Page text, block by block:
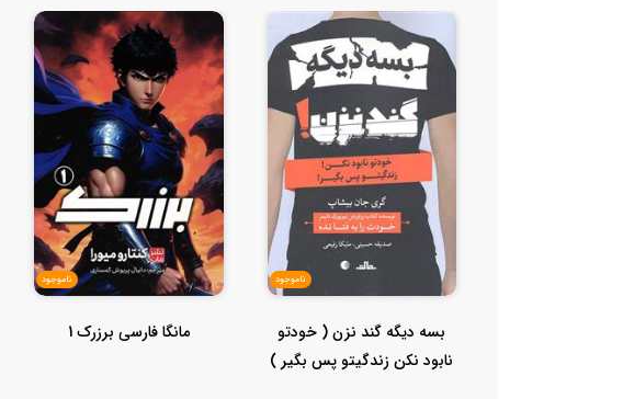
ناموجود
بسه دیگه گند نزن ( خودتو
نابود نکن زندگیتو پس بگیر )
ناموجود
مانگا فارسی برزرک 1